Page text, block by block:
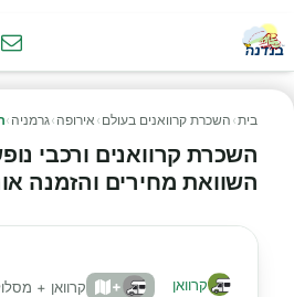
בית› השכרת קרוואנים בעולם › אירופה ›גרמניה ›
השכרת קרוואנים ורכבי
השוואת מחירים והזמנה
קרוואן + קרוואן +